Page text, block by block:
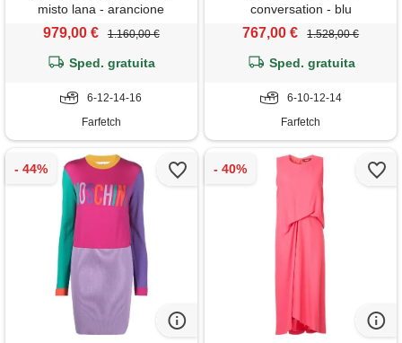
misto lana - arancione
979,00 € 1.160,00 €
Sped. gratuita
6-12-14-16
Farfetch
conversation - blu
767,00 € 1.528,00 €
Sped. gratuita
6-10-12-14
Farfetch